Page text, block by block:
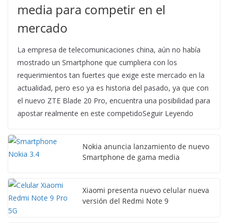
media para competir en el
mercado
La empresa de telecomunicaciones china, aún no había
mostrado un Smartphone que cumpliera con los
requerimientos tan fuertes que exige este mercado en la
actualidad, pero eso ya es historia del pasado, ya que con
el nuevo ZTE Blade 20 Pro, encuentra una posibilidad para
apostar realmente en este competidoSeguir Leyendo
Nokia anuncia lanzamiento de nuevo
Smartphone de gama media
Xiaomi presenta nuevo celular nueva
versión del Redmi Note 9